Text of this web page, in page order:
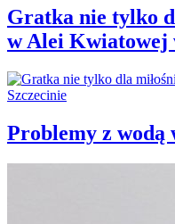
Gratka nie tylko
w Alei Kwiatowej
Problemy z wodą